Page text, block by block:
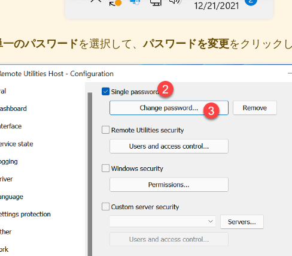
一のパスワードを選択して、パスワードを変更をクリック